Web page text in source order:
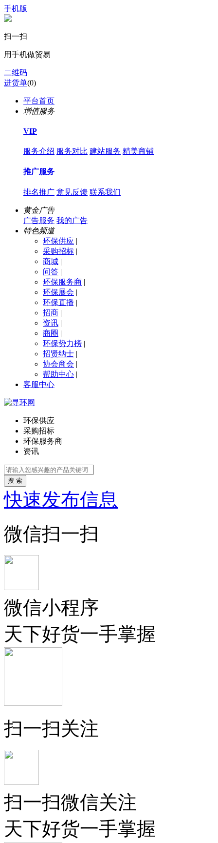
手机版
扫一扫
用手机做贸易
二维码
进货单(0)
平台首页
增值服务
VIP
服务介绍 服务对比 建站服务 精美商铺
推广服务
排名推广 意见反馈 联系我们
黄金广告
广告服务 我的广告
特色频道
环保供应 |
采购招标 |
商城 |
问答 |
环保服务商 |
环保展会 |
环保直播 |
招商 |
资讯 |
商圈 |
环保势力榜 |
招贤纳士 |
协会商会 |
帮助中心 |
客服中心
环保供应
采购招标
环保服务商
资讯
搜 索
快速发布信息
微信扫一扫
微信小程序
天下好货一手掌握
扫一扫关注
扫一扫微信关注
天下好货一手掌握